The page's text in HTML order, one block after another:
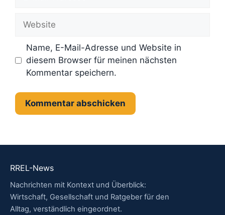
Website
Name, E-Mail-Adresse und Website in
diesem Browser für meinen nächsten
Kommentar speichern.
RREL-News
Nachrichten mit Kontext und Überblick:
Wirtschaft, Gesellschaft und Ratgeber für den
Alltag, verständlich eingeordnet.